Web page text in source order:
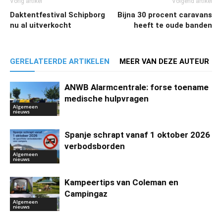
Daktentfestival Schipborg
nu al uitverkocht
Bijna 30 procent caravans
heeft te oude banden
GERELATEERDE ARTIKELEN MEER VAN DEZE AUTEUR
Algemeen
nieuws
ANWB Alarmcentrale: forse toename
medische hulpvragen
Algemeen
nieuws
Spanje schrapt vanaf 1 oktober 2026
verbodsborden
Algemeen
nieuws
Kampeertips van Coleman en
Campingaz